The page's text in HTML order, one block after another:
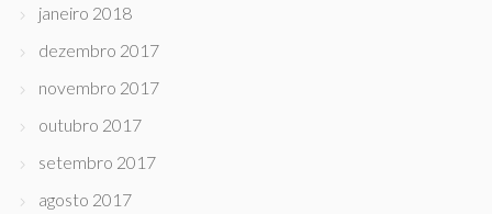
janeiro 2018
dezembro 2017
novembro 2017
outubro 2017
setembro 2017
agosto 2017